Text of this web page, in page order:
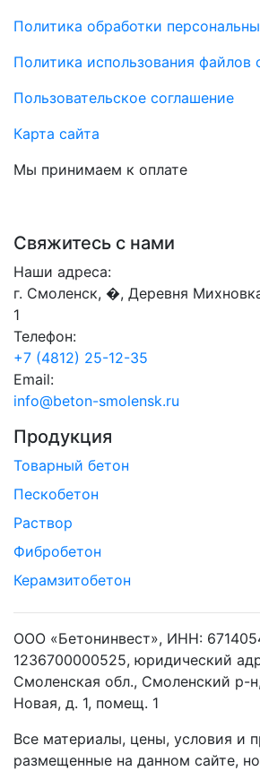
Политика обработки
Политика использования файлов
Пользовательское соглашение
Карта сайта
Мы принимаем к оплате
Свяжитесь с нами
Наши адреса:
г. Смоленск, �, Деревня
1
Телефон:
+7 (4812) 25-12-35
Email:
info@beton-smolensk.ru
Продукция
Товарный бетон
Пескобетон
Раствор
Фибробетон
Керамзитобетон
ООО «Бетонинвест», ИНН:
1236700000525, юридический
Смоленская обл., Смоленский р-
Новая, д. 1, помещ. 1
Все материалы, цены, условия и
размещенные на данном сайте,